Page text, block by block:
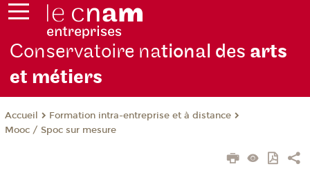
Conservatoire national des arts
et métiers
Accueil
Formation intra-entreprise et à distance
Mooc / Spoc sur mesure